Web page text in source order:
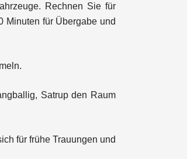
Rechnen Sie für
Minuten für Übergabe und
Satrup den Raum
für frühe Trauungen und